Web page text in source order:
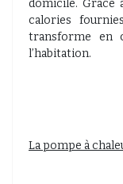
domicile. Grâce
calories
transforme en
l’habitation.
La pompe à